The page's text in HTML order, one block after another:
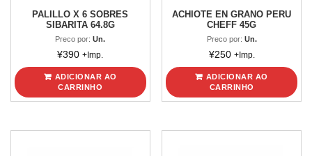
PALILLO X 6 SOBRES
SIBARITA 64.8G
Preco por:Un.
¥390 +Imp.
ADICIONAR AO
CARRINHO
ACHIOTE EN GRANO PERU
CHEFF 45G
Preco por: Un.
¥250 +Imp.
ADICIONAR AO
CARRINHO